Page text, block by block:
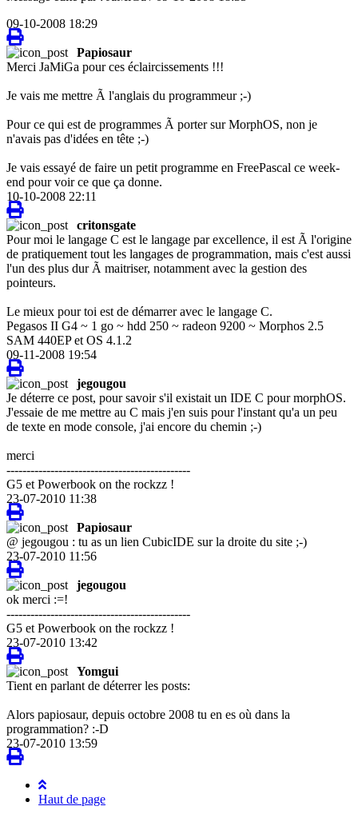
09-10-2008 18:29
Papiosaur
Merci JaMiGa pour ces éclaircissements !!!
Je vais me mettre Ã l'anglais du programmeur ;-)
Pour ce qui est de programmes Ã porter sur MorphOS, non je
n'avais pas d'idées en tête ;-)
Je vais essayé de faire un petit programme en FreePascal ce week-
end pour voir ce que ça donne.
10-10-2008 22:11
critonsgate
Pour moi le langage C est le langage par excellence, il est Ã l'origine
de pratiquement tout les langages de programmation, mais c'est aussi
l'un des plus dur Ã maitriser, notamment avec la gestion des
pointeurs.
Le mieux pour toi est de démarrer avec le langage C.
Pegasos II G4 ~ 1 go ~ hdd 250 ~ radeon 9200 ~ Morphos 2.5
SAM 440EP et OS 4.1.2
09-11-2008 19:54
jegougou
Je déterre ce post, pour savoir s'il existait un IDE C pour morphOS.
J'essaie de me mettre au C mais j'en suis pour l'instant qu'a un peu
de texte en mode console, j'ai encore du chemin ;-)
merci
----------------------------------------------
G5 et Powerbook on the rockzz !
23-07-2010 11:38
Papiosaur
@ jegougou : tu as un lien CubicIDE sur la droite du site ;-)
23-07-2010 11:56
jegougou
ok merci :=!
----------------------------------------------
G5 et Powerbook on the rockzz !
23-07-2010 13:42
Yomgui
Tient en parlant de déterrer les posts:
Alors papiosaur, depuis octobre 2008 tu en es où dans la
programmation? :-D
23-07-2010 13:59
Haut de page